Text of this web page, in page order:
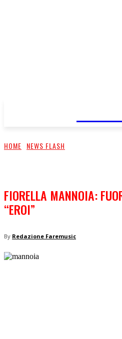
HOME NEWS FLASH
FIORELLA MANNOIA:
“EROI”
By Redazione Faremusic